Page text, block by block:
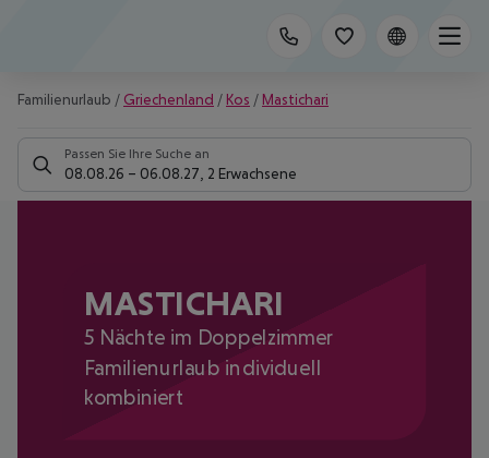
Familienurlaub / Griechenland / Kos / Mastichari
Passen Sie Ihre Suche an
08.08.26 – 06.08.27 2 Erwachsene
MASTICHARI
5 Nächte im Doppelzimmer
Familienurlaub individuell
kombiniert